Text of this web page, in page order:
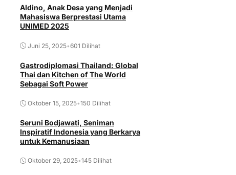
Aldino, Anak Desa yang Menjadi
Mahasiswa Berprestasi Utama
UNIMED 2025
Juni 25, 2025•601 Dilihat
Gastrodiplomasi Thailand: Global
Thai dan Kitchen of The World
Sebagai Soft Power
Oktober 15, 2025•150 Dilihat
Seruni Bodjawati, Seniman
Inspiratif Indonesia yang Berkarya
untuk Kemanusiaan
Oktober 29, 2025•145 Dilihat